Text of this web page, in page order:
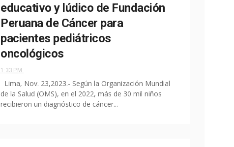
educativo y lúdico de Fundación
Peruana de Cáncer para
pacientes pediátricos
oncológicos
1:33 P.M.
Lima, Nov. 23,2023.- Según la Organización Mundial
de la Salud (OMS), en el 2022, más de 30 mil niños
recibieron un diagnóstico de cáncer...